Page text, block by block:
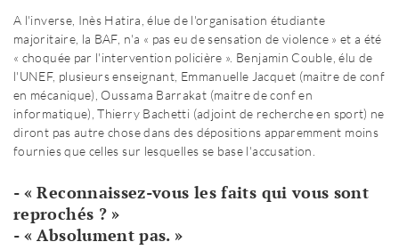
A l'inverse, Inès Hatira, élue de l'organisation étudiante
majoritaire, la BAF, n'a « pas eu de sensation de violence » et a été
« choquée par l'intervention policière ». Benjamin Couble, élu de
l'UNEF, plusieurs enseignant, Emmanuelle Jacquet (maitre de conf
en mécanique), Oussama Barrakat (maitre de conf en
informatique), Thierry Bachetti (adjoint de recherche en sport) ne
diront pas autre chose dans des dépositions apparemment moins
fournies que celles sur lesquelles se base l'accusation.
- « Reconnaissez-vous les faits qui vous sont
reprochés ? »
- « Absolument pas. »